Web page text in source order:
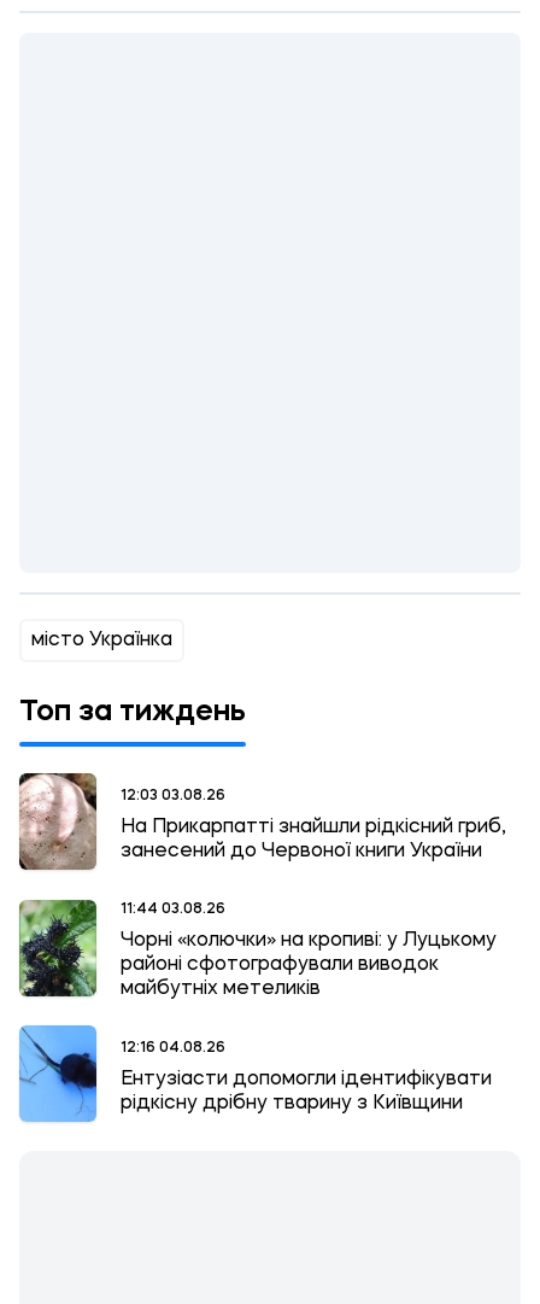
місто Українка
Топ за тиждень
12:03 03.08.26
На Прикарпатті знайшли рідкісний гриб,
занесений до Червоної книги України
11:44 03.08.26
Чорні «колючки» на кропиві: у Луцькому
районі сфотографували виводок
майбутніх метеликів
12:16 04.08.26
Ентузіасти допомогли ідентифікувати
рідкісну дрібну тварину з Київщини